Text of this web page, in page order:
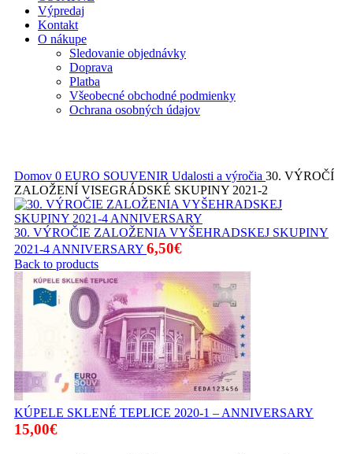
Výpredaj
Kontakt
O nákupe
Sledovanie objednávky
Doprava
Platba
Všeobecné obchodné podmienky
Ochrana osobných údajov
Domov 0 EURO SOUVENIR Udalosti a výročia 30. VÝROČÍ
ZALOŽENÍ VISEGRÁDSKÉ SKUPINY 2021-2
30. VÝROČIE ZALOŽENIA VYŠEHRADSKEJ SKUPINY
2021-4 ANNIVERSARY 6,50€
Back to products
KÚPELE SKLENÉ TEPLICE 2020-1 – ANNIVERSARY
15,00€